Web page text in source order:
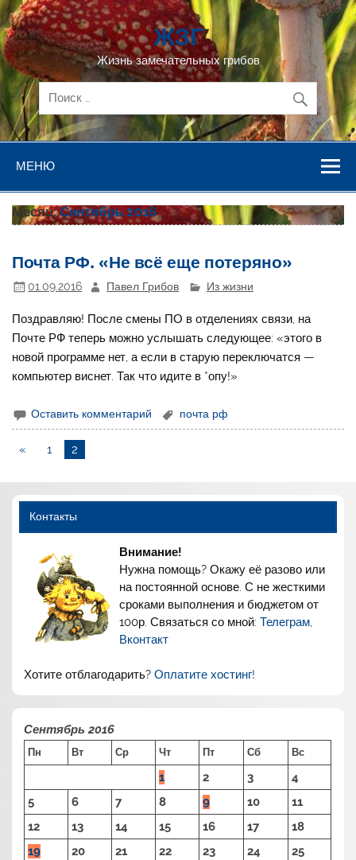
Перейти
к
содержимому
ЖЗГ
Жизнь замечательных грибов
МЕНЮ
Месяц:Сентябрь 2016
Почта РФ. «Не всё еще потеряно»
01.09.2016 Павел Грибов Из жизни
Поздравляю! После смены ПО в отделениях связи, на
Почте РФ теперь можно услышать следующее: «этого в
новой программе нет, а если в старую переключатся —
компьютер виснет. Так что идите в *опу!»
Оставить комментарий почта рф
« 1 2
Контакты
Внимание!
Нужна помощь? Окажу её разово или
на постоянной основе. С не жесткими
сроками выполнения и бюджетом от
100р. Связаться со мной:Телеграм,
Вконтакт
Хотите отблагодарить?Оплатите хостинг!
Сентябрь 2016
Пн Вт Ср Чт Пт Сб Вс
1 2 3
4
5
6 7 8 9 10
11
12
13 14 15 16 17
18
19
20 21 22 23 24
25